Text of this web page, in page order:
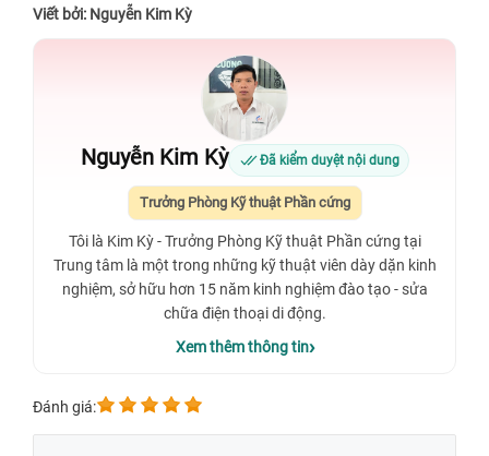
Viết bởi: Nguyễn Kim Kỳ
Nguyễn Kim Kỳ Đã kiểm duyệt nội dung
Trưởng Phòng Kỹ thuật Phần cứng
Tôi là Kim Kỳ - Trưởng Phòng Kỹ thuật Phần cứng tại
Trung tâm là một trong những kỹ thuật viên dày dặn kinh
nghiệm, sở hữu hơn 15 năm kinh nghiệm đào tạo - sửa
chữa điện thoại di động.
Xem thêm thông tin
Đánh giá: